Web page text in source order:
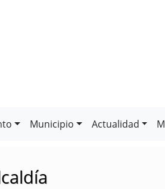
Municipio Actualidad